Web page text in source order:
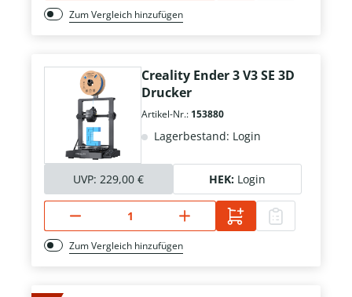
Zum Vergleich hinzufügen
Creality Ender 3 V3 SE 3D
Drucker
Artikel-Nr.: 153880
Lagerbestand: Login
UVP: 229,00 € HEK: Login
Zum Vergleich hinzufügen